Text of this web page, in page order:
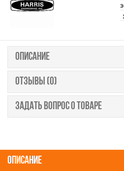
ОПИСАНИЕ
ОТЗЫВЫ (0)
ЗАДАТЬ ВОПРОС О ТОВАРЕ
ОПИСАНИЕ